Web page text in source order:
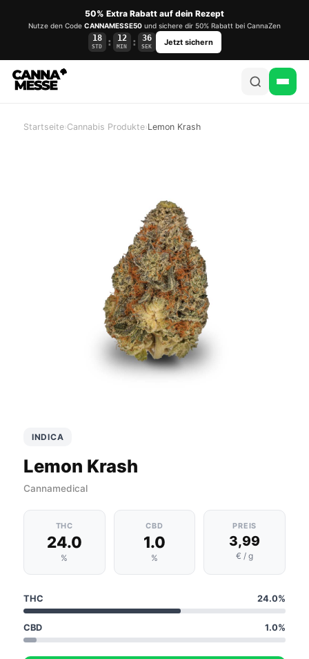
50% Extra Rabatt auf dein Rezept
Nutze den Code CANNAMESSE50 und sichere dir 50% Rabatt bei CannaZen
18
STD : 12
MIN : 35
SEK Jetzt sichern
Startseite›Cannabis Produkte›Lemon Krash
INDICA
Lemon Krash
Cannamedical
THC
24.0
%
CBD
1.0
%
PREIS
3,99
€ / g
THC 24.0%
CBD 1.0%